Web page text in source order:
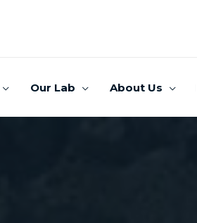
Our Lab About Us